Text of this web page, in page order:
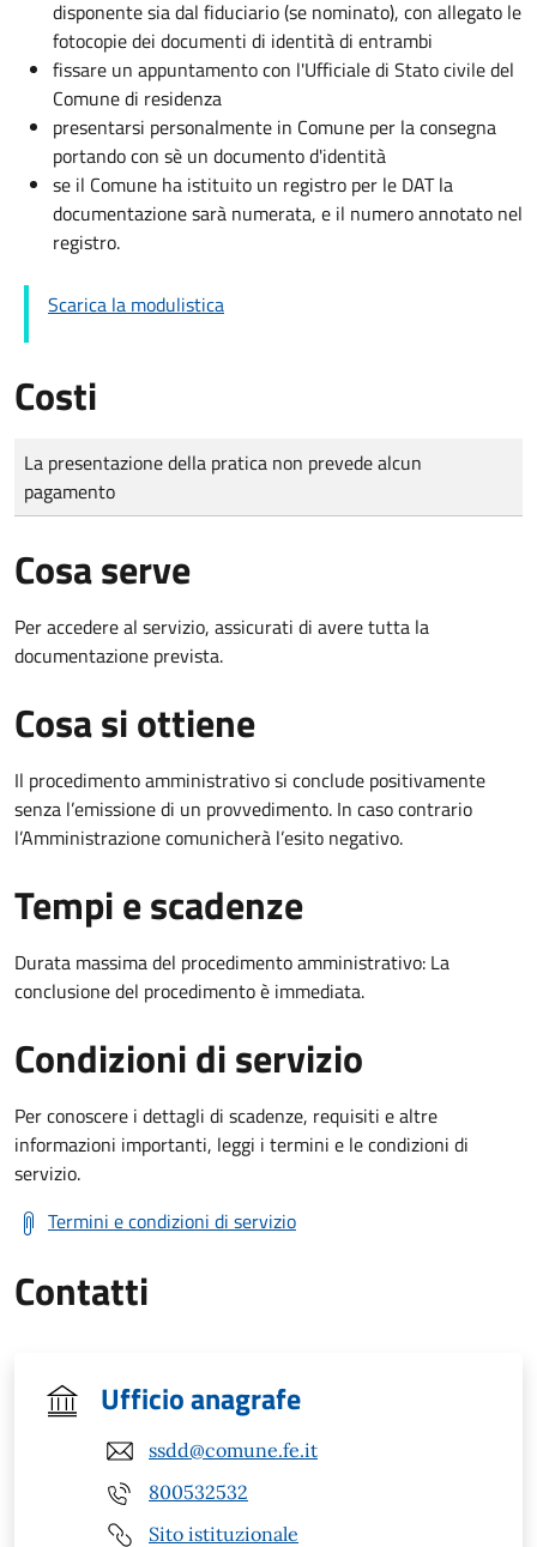
disponente sia dal fiduciario (se nominato), con allegato le
fotocopie dei documenti di identità di entrambi
fissare un appuntamento con l'Ufficiale di Stato civile del
Comune di residenza
presentarsi personalmente in Comune per la consegna
portando con sè un documento d'identità
se il Comune ha istituito un registro per le DAT la
documentazione sarà numerata, e il numero annotato nel
registro.
Scarica la modulistica
Costi
Tipo di pagamento
Importo
La presentazione della pratica non prevede alcun
pagamento
Cosa serve
Per accedere al servizio, assicurati di avere tutta la
documentazione prevista.
Cosa si ottiene
Il procedimento amministrativo si conclude positivamente
senza l’emissione di un provvedimento. In caso contrario
l’Amministrazione comunicherà l’esito negativo.
Tempi e scadenze
Durata massima del procedimento amministrativo: La
conclusione del procedimento è immediata.
Condizioni di servizio
Per conoscere i dettagli di scadenze, requisiti e altre
informazioni importanti, leggi i termini e le condizioni di
servizio.
Termini e condizioni di servizio
Contatti
Ufficio anagrafe
ssdd@comune.fe.it
800532532
Sito istituzionale